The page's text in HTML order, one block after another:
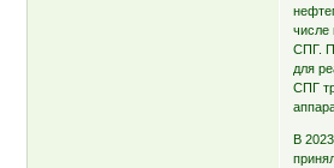
числе
СПГ.
для
СПГ
В